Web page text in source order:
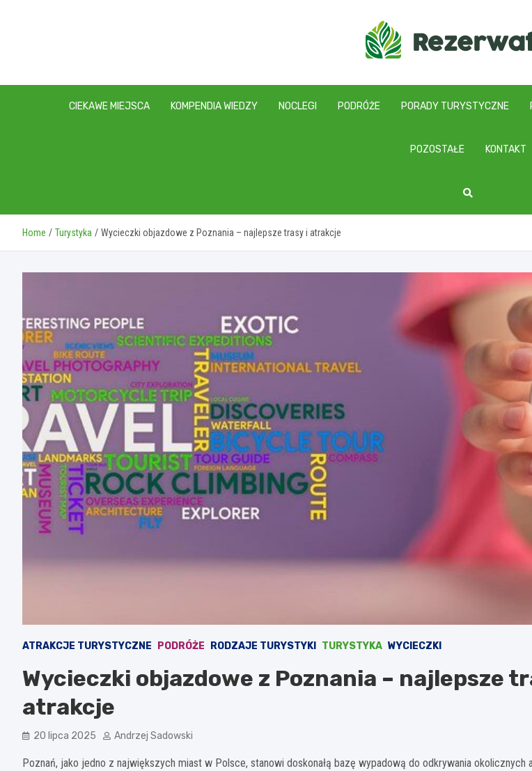
CIEKAWE MIEJSCA KOMPENDIA WIEDZY NOCLEGI PODRÓŻE PORADY TURYSTYCZNE
POZOSTAŁE KONTAKT
Home Turystyka Wycieczki objazdowe z Poznania – najlepsze trasy i atrakcje
ATRAKCJE TURYSTYCZNE PODRÓŻE RODZAJE TURYSTYKI TURYSTYKA WYCIECZKI
Wycieczki objazdowe z Poznania – najlepsze
atrakcje
20 lipca 2025 Andrzej Sadowski
Poznań, jako jedno z największych miast w Polsce, stanowi doskonałą bazę wypadową do odkrywania okolicznych